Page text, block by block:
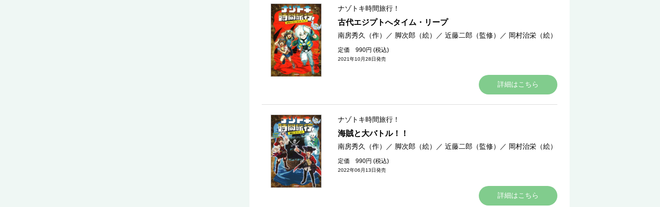
ナゾトキ時間旅行！
古代エジプトへタイム・リープ
南房秀久（作） ／ 脚次郎（絵） ／ 近藤二郎（監修） ／ 岡村治栄（絵）
定価 990円 (税込)
2021年10月28日発売
詳細はこちら
ナゾトキ時間旅行！
海賊と大バトル！！
南房秀久（作） ／ 脚次郎（絵） ／ 近藤二郎（監修） ／ 岡村治栄（絵）
定価 990円 (税込)
2022年06月13日発売
詳細はこちら